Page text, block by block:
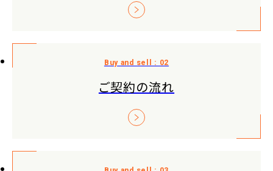
ご契約の流れ